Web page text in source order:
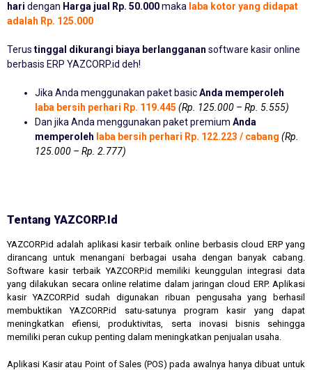
hari dengan Harga jual Rp. 50.000maka laba kotor yang didapat
adalah Rp. 125.000
Terus tinggal dikurangi biaya berlangganan software kasir online
berbasis ERP YAZCORP.id deh!
Jika Anda menggunakan paket basicAnda memperoleh
laba bersih perhari Rp. 119.445 (Rp. 125.000 – Rp. 5.555)
Dan jika Anda menggunakan paket premium Anda
memperoleh laba bersih perhari Rp. 122.223 / cabang (Rp.
125.000 – Rp. 2.777)
Tentang YAZCORP.id
YAZCORP.id adalah aplikasi kasir terbaik online berbasis cloud ERP yang
dirancang untuk menangani berbagai usaha dengan banyak cabang.
Software kasir terbaik YAZCORP.id memiliki keunggulan integrasi data
yang dilakukan secara online relatime dalam jaringan cloud ERP. Aplikasi
kasir YAZCORP.id sudah digunakan ribuan pengusaha yang berhasil
membuktikan YAZCORP.id satu-satunya program kasir yang dapat
meningkatkan efiensi, produktivitas, serta inovasi bisnis sehingga
memiliki peran cukup penting dalam meningkatkan penjualan usaha.
Aplikasi Kasir atau Point of Sales (POS) pada awalnya hanya dibuat untuk